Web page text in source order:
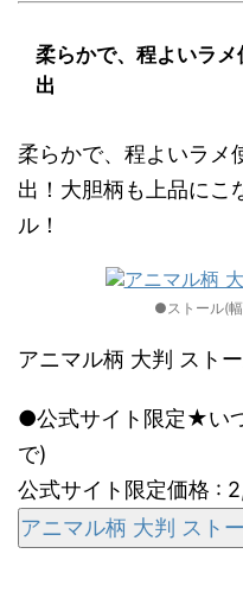
柔らかで、程よいラ
出
柔らかで、程よいラメ
出！大胆柄も上品にこ
ル！
●ストール(
アニマル柄 大判 スト
●公式サイト限定★い
で)
公式サイト限定価格 :
アニマル柄 大判 スト